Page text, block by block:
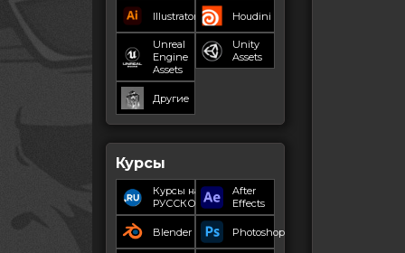
Illustrator Houdini
Unreal
Engine
Assets
Unity
Assets
Другие
Курсы
Курсы на
РУССКОМ
After
Effects
Blender Photoshop